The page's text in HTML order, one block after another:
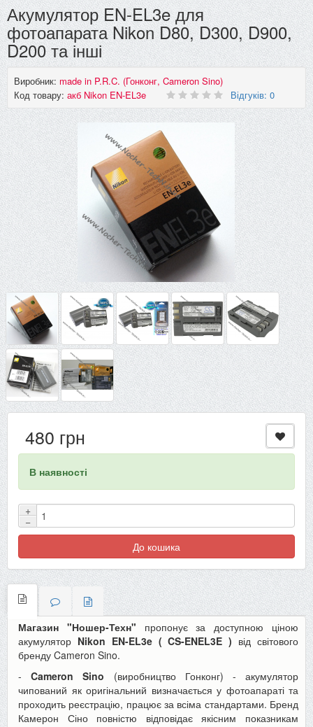
Акумулятор EN-EL3e для
фотоапарата Nikon D80, D300, D900,
D200 та інші
Виробник: made in P.R.C. (Гонконг, Cameron Sino)
Код товару: акб Nikon EN-EL3e Відгуків: 0
480 грн
В наявності
+
−
До кошика
Магазин "Ношер-Техн" пропонує за доступною ціною
акумулятор Nikon EN-EL3e ( CS-ENEL3E ) від світового
бренду Cameron Sino.
-Cameron Sino (виробництво Гонконг) - акумулятор
чипований як оригінальний визначається у фотоапараті та
проходить реєстрацію, працює за всіма стандартами. Бренд
Камерон Сіно повністю відповідає якісним показникам